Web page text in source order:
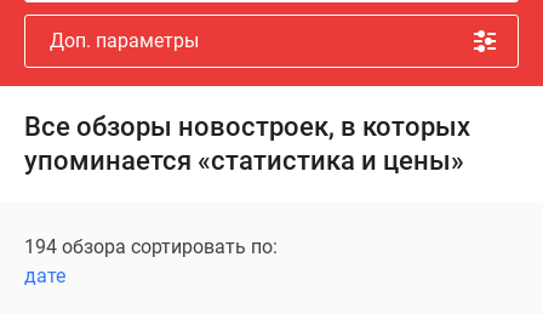
Новостройки
Подмосковья
Новостройки
Москвы
Готовые
карте
Доп. параметры
Все обзоры новостроек, в которых
упоминается «статистика и цены»
194 обзора сортировать по:
дате